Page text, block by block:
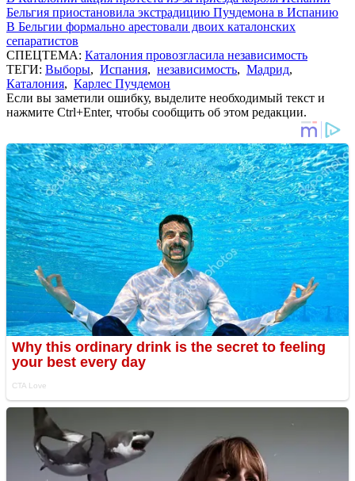
Бельгия приостановила экстрадицию Пучдемона в Испанию
В Бельгии формально арестовали двоих каталонских
сепаратистов
СПЕЦТЕМА: Каталония провозгласила независимость
ТЕГИ: Выборы, Испания, независимость, Мадрид,
Каталония, Карлес Пучдемон
Если вы заметили ошибку, выделите необходимый текст и
нажмите Ctrl+Enter, чтобы сообщить об этом редакции.